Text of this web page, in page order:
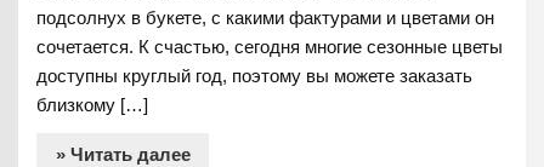
подсолнух в букете, с какими фактурами и цветами он
сочетается. К счастью, сегодня многие сезонные цветы
доступны круглый год, поэтому вы можете заказать
близкому […]
» Читать далее